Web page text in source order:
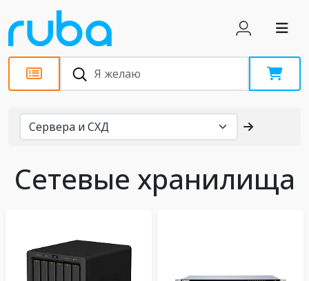
Каталог
Сетевые хранилища